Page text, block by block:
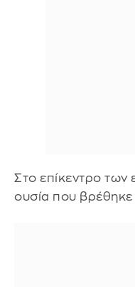
Στο επίκεντρο των
ουσία που βρέθηκε